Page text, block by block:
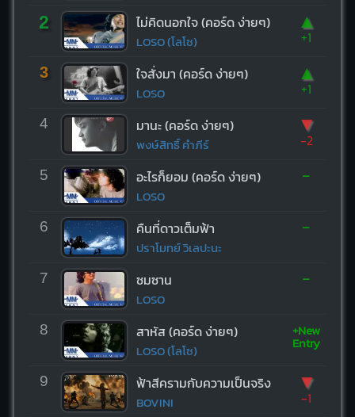
2 ไม่คิดนอกใจ (คอร์ด ง่ายๆ)
LOSO (โลโซ)
▲
+1
3 ใจสั่งมา (คอร์ด ง่ายๆ)
LOSO
▲
+1
4 มานะ (คอร์ด ง่ายๆ)
พงษ์สิทธิ์ คำภีร์
▼
-2
5 อะไรก็ยอม (คอร์ด ง่ายๆ)
LOSO
-
6 คืนที่ดาวเต็มฟ้า
ปราโมทย์ วิเลปะนะ
-
7 ซมซาน
LOSO
-
8 สาหัส (คอร์ด ง่ายๆ)
LOSO (โลโซ)
+New
Entry
9 ฟ้าสีครามกับความเป็นจริง
BOVINI
▼
-1